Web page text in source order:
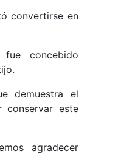
convertirse en
concebido
demuestra el
conservar este
agradecer